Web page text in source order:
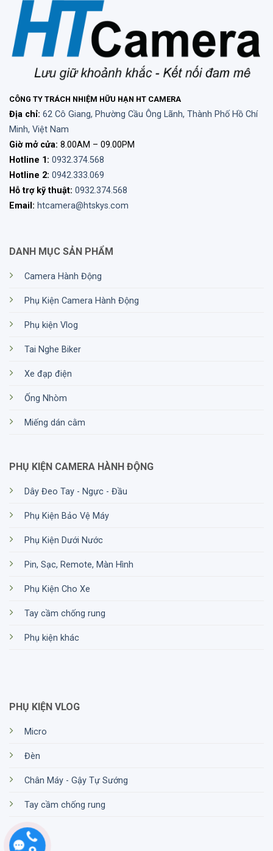
CÔNG TY TRÁCH NHIỆM HỮU HẠN HT CAMERA
Địa chỉ: 62 Cô Giang, Phường Cầu Ông Lãnh, Thành Phố Hồ Chí
Minh, Việt Nam
Giờ mở cửa: 8.00AM – 09.00PM
Hotline 1: 0932.374.568
Hotline 2: 0942.333.069
Hỗ trợ kỹ thuật: 0932.374.568
Email: htcamera@htskys.com
DANH MỤC SẢN PHẨM
Camera Hành Động
Phụ Kiện Camera Hành Động
Phụ kiện Vlog
Tai Nghe Biker
Xe đạp điện
Ống Nhòm
Miếng dán cằm
PHỤ KIỆN CAMERA HÀNH ĐỘNG
Dây Đeo Tay - Ngực - Đầu
Phụ Kiện Bảo Vệ Máy
Phụ Kiện Dưới Nước
Pin, Sạc, Remote, Màn Hình
Phụ Kiện Cho Xe
Tay cầm chống rung
Phụ kiện khác
PHỤ KIỆN VLOG
Micro
Đèn
Chân Máy - Gậy Tự Sướng
Tay cầm chống rung